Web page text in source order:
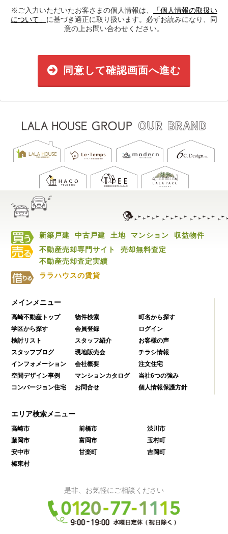
※ご入力いただいたお客さまの個人情報は、
「個人情報の取扱い
について」 に基づき適正に取り扱います。必ずお読みになり、同
意の上お問い合わせください。
同意して確認画面へ進む
新築戸建 中古戸建 土地 マンション
収益物件
不動産売却専門サイト
売却無料査定
不動産売却査定実績
ララハウスの賃貸
メインメニュー
高崎不動産トップ 物件検索
町名から探す
学区から探す
会員登録
ログイン
検討リスト
スタッフ紹介
お客様の声
スタッフブログ
現地販売会
チラシ情報
インフォメーション
会社概要
注文住宅
空間デザイン事例
マンションカタログ
当社6つの強み
コンバージョン住宅
お問合せ 個人情報保護方針
エリア検索メニュー
高崎市 前橋市
渋川市
藤岡市
富岡市
玉村町
安中市
甘楽町
吉岡町
榛東村
是非、お気軽にご相談ください